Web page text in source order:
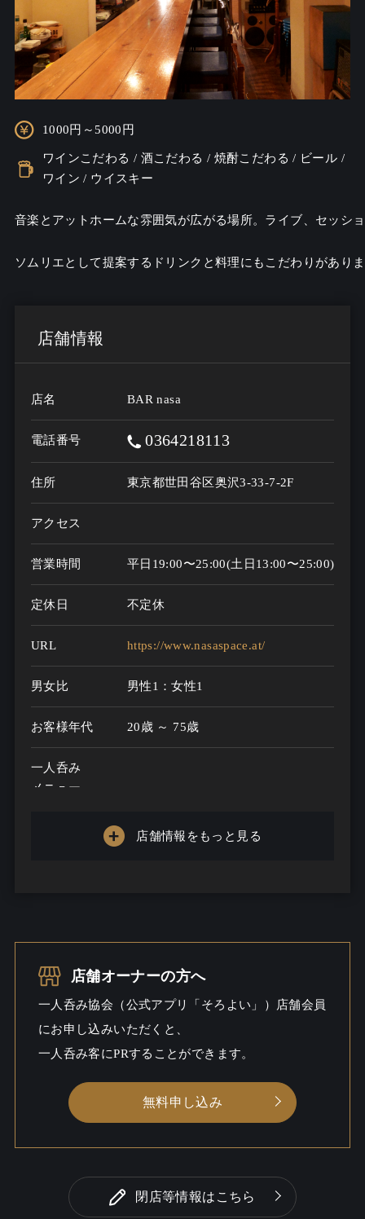
1000円～5000円
ワインこだわる / 酒こだわる / 焼酎こだわる / ビール /
ワイン / ウイスキー
音楽とアットホームな雰囲気が広がる場所。ライブ、セッシ
ソムリエとして提案するドリンクと料理にもこだわりがあり
店舗情報
店名 BAR nasa
電話番号 0364218113
住所 東京都世田谷区奥沢3-33-7-2F
アクセス
営業時間 平日19:00〜25:00(土日13:00〜25:00)※不
定休日 不定休
URL https://www.nasaspace.at/
男女比 男性1：女性1
お客様年代 20歳 ～ 75歳
一人呑み
メニュー
100
シーン
店舗情報をもっと見る
店舗オーナーの方へ
一人呑み協会（公式アプリ「そろよい」）店舗会員
にお申し込みいただくと、
一人呑み客にPRすることができます。
無料申し込み
閉店等情報はこちら